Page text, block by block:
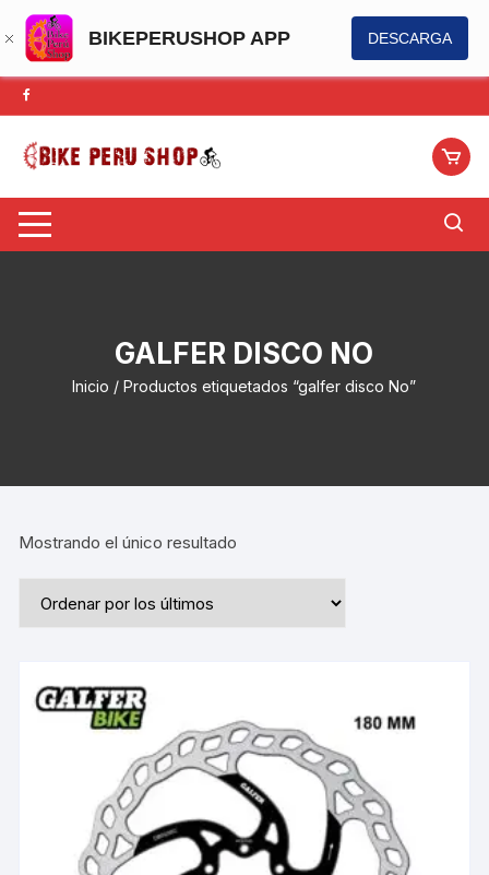
BIKEPERUSHOP APP DESCARGA
Saltar
al
contenido
GALFER DISCO NO
Inicio / Productos etiquetados “galfer disco No”
Mostrando el único resultado